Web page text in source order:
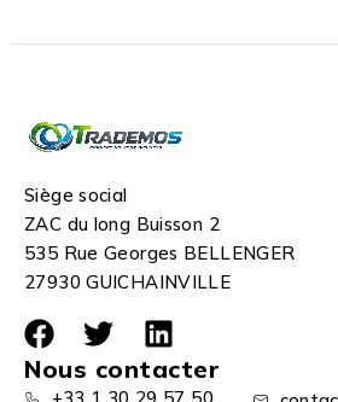
Siège social
ZAC du long Buisson 2
535 Rue Georges BELLENGER
27930 GUICHAINVILLE
Nous contacter